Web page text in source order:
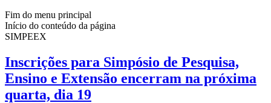
Fim do menu principal
Início do conteúdo da página
SIMPEEX
Inscrições para Simpósio de Pesquisa,
Ensino e Extensão encerram na próxima
quarta, dia 19